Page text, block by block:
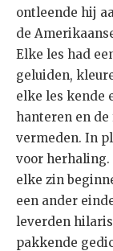
ontleende hij
de
Elke les had
geluiden,
elke les kende
hanteren en de
vermeden. In
voor herhaling.
elke zin
een ander
leverden
pakkende